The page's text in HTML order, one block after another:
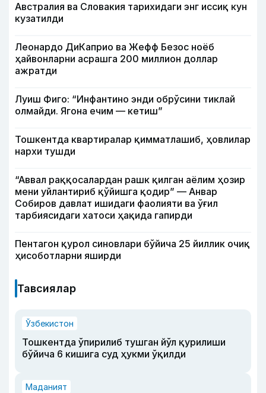
Австралия ва Словакия тарихидаги энг иссиқ кун
кузатилди
Леонардо ДиКаприо ва Жефф Безос ноёб
ҳайвонларни асрашга 200 миллион доллар
ажратди
Луиш Фиго: “Инфантино энди обрўсини тиклай
олмайди. Ягона ечим — кетиш”
Тошкентда квартиралар қимматлашиб, ҳовлилар
нархи тушди
“Аввал раққосалардан рашк қилган аёлим ҳозир
мени уйлантириб қўйишга қодир” — Анвар
Собиров давлат ишидаги фаолияти ва ўғил
тарбиясидаги хатоси ҳақида гапирди
Пентагон қурол синовлари бўйича 25 йиллик очиқ
ҳисоботларни яширди
Тавсиялар
Ўзбекистон
Тошкентда ўпирилиб тушган йўл қурилиши
бўйича 6 кишига суд ҳукми ўқилди
Маданият